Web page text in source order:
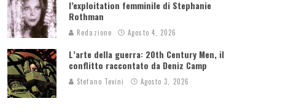
l’exploitation femminile di Stephanie
Rothman
Redazione Agosto 4, 2026
L’arte della guerra: 20th Century Men, il
conflitto raccontato da Deniz Camp
Stefano Tevini Agosto 3, 2026